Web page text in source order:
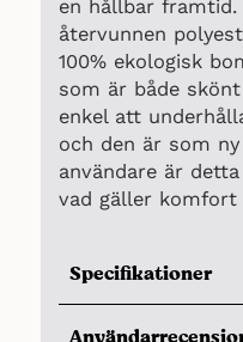
en hållbar framtid.
återvunnen
100% ekologisk
som är både
enkel att
och den är som
användare är
vad gäller komfort
Specifikationer
Storlek:
50 x